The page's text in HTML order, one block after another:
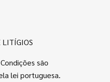
LITÍGIOS
são
lei portuguesa.